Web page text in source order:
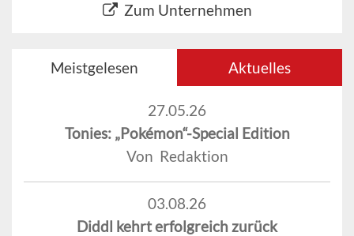
Zum Unternehmen
Meistgelesen Aktuelles
27.05.26
Tonies: „Pokémon“-Special Edition
Von Redaktion
03.08.26
Diddl kehrt erfolgreich zurück